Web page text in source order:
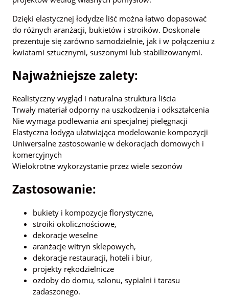
Dzięki elastycznej łodydze liść można łatwo dopasować
do różnych aranżacji, bukietów i stroików. Doskonale
prezentuje się zarówno samodzielnie, jak i w połączeniu z
kwiatami sztucznymi, suszonymi lub stabilizowanymi.
Najważniejsze zalety:
Realistyczny wygląd i naturalna struktura liścia
Trwały materiał odporny na uszkodzenia i odkształcenia
Nie wymaga podlewania ani specjalnej pielęgnacji
Elastyczna łodyga ułatwiająca modelowanie kompozycji
Uniwersalne zastosowanie w dekoracjach domowych i
komercyjnych
Wielokrotne wykorzystanie przez wiele sezonów
Zastosowanie:
bukiety i kompozycje florystyczne,
stroiki okolicznościowe,
dekoracje weselne
aranżacje witryn sklepowych,
dekoracje restauracji, hoteli i biur,
projekty rękodzielnicze
ozdoby do domu, salonu, sypialni i tarasu
zadaszonego.